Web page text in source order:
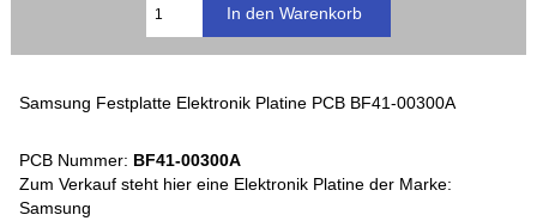
Samsung Festplatte Elektronik Platine PCB BF41-00300A
PCB Nummer: BF41-00300A
Zum Verkauf steht hier eine Elektronik Platine der Marke:
Samsung